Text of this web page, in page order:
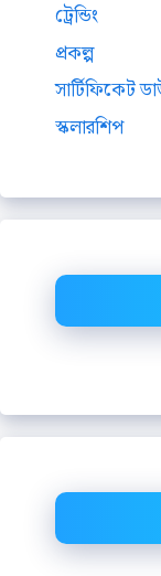
ট্রেন্ডিং
প্রকল্প
সার্টিফিকেট
স্কলারশিপ